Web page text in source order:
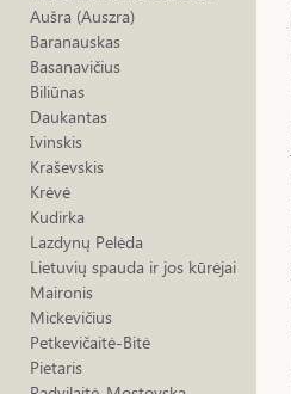
Aušra (Auszra)
Baranauskas
Basanavičius
Biliūnas
Daukantas
Ivinskis
Kraševskis
Krėvė
Kudirka
Lazdynų Pelėda
Lietuvių spauda ir jos kūrėjai
Maironis
Mickevičius
Petkevičaitė-Bitė
Pietaris